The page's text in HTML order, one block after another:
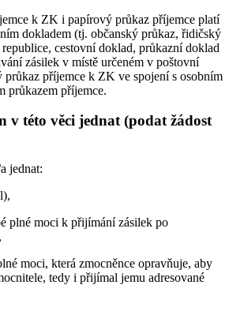
k ZK i papírový průkaz příjemce platí
dokladem (tj. občanský průkaz, řidičský
cestovní doklad, průkazní doklad
zásilek v místě určeném v poštovní
průkaz příjemce k ZK ve spojení s osobním
průkazem příjemce.
v této věci jednat (podat žádost
jednat:
plné moci k přijímání zásilek po
moci, která zmocněnce opravňuje, aby
tedy i přijímal jemu adresované